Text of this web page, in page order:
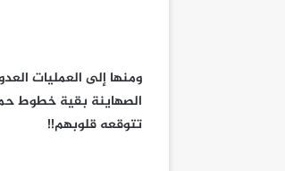
ومنها إلى العمليات
الصهاينة بقية خطوط
تتوقعه قلوبهم!!